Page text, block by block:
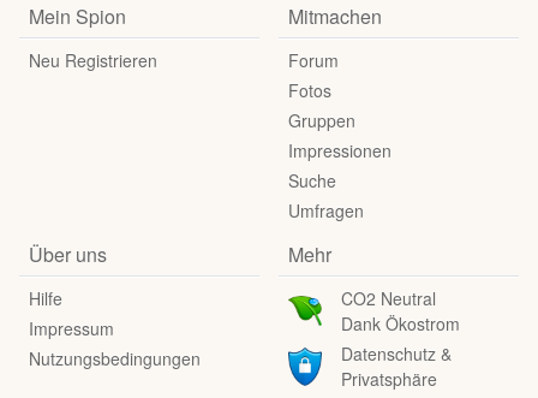
Mein Spion
Neu Registrieren
Mitmachen
Forum
Fotos
Gruppen
Impressionen
Suche
Umfragen
Über uns
Hilfe
Impressum
Nutzungsbedingungen
Mehr
CO2 Neutral
Dank Ökostrom
Datenschutz &
Privatsphäre